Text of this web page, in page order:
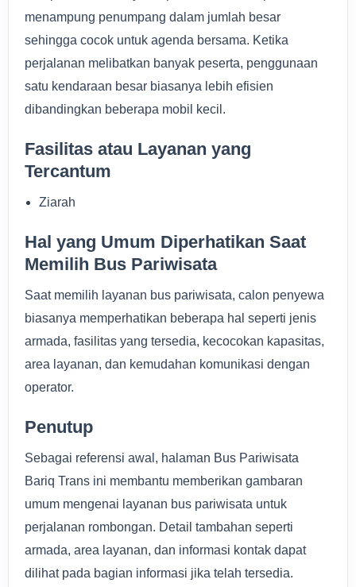
menampung penumpang dalam jumlah besar
sehingga cocok untuk agenda bersama. Ketika
perjalanan melibatkan banyak peserta, penggunaan
satu kendaraan besar biasanya lebih efisien
dibandingkan beberapa mobil kecil.
Fasilitas atau Layanan yang
Tercantum
Ziarah
Hal yang Umum Diperhatikan Saat
Memilih Bus Pariwisata
Saat memilih layanan bus pariwisata, calon penyewa
biasanya memperhatikan beberapa hal seperti jenis
armada, fasilitas yang tersedia, kecocokan kapasitas,
area layanan, dan kemudahan komunikasi dengan
operator.
Penutup
Sebagai referensi awal, halaman Bus Pariwisata
Bariq Trans ini membantu memberikan gambaran
umum mengenai layanan bus pariwisata untuk
perjalanan rombongan. Detail tambahan seperti
armada, area layanan, dan informasi kontak dapat
dilihat pada bagian informasi jika telah tersedia.